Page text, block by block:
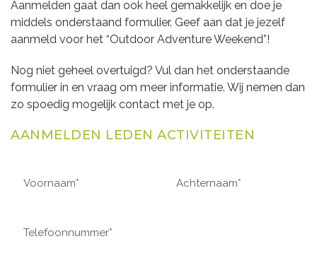
Aanmelden gaat dan ook heel gemakkelijk en doe je
middels onderstaand formulier. Geef aan dat je jezelf
aanmeld voor het “Outdoor Adventure Weekend”!
Nog niet geheel overtuigd? Vul dan het onderstaande
formulier in en vraag om meer informatie. Wij nemen dan
zo spoedig mogelijk contact met je op.
AANMELDEN LEDEN ACTIVITEITEN